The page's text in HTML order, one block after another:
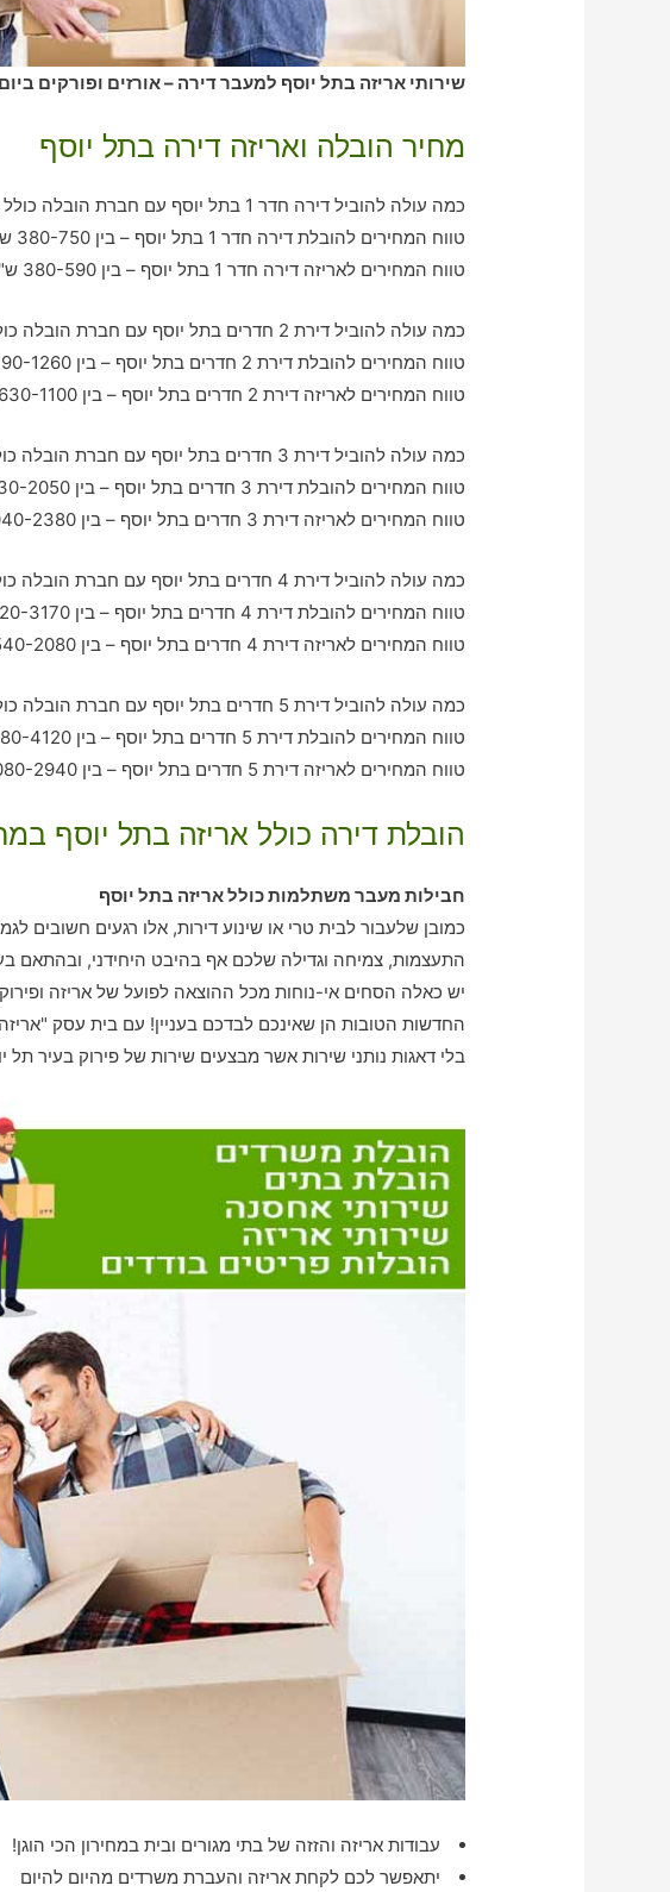
שירותי אריזה בתל יוסף למעבר דירה – אורזים ופורקים
מחיר הובלה ואריזה דירה בתל יוסף
כמה עולה להוביל דירה חדר 1 בתל יוסף עם חברת הובלה כולל אריזה?
טווח המחירים להובלת דירה חדר 1 בתל יוסף – בין 380-750 ש"ח
טווח המחירים לאריזה דירה חדר 1 בתל יוסף – בין 380-590 ש"ח
כמה עולה להוביל דירת 2 חדרים בתל יוסף עם חברת הובלה כולל אריזה?
טווח המחירים להובלת דירת 2 חדרים בתל יוסף – בין 790-1260 ש"ח
טווח המחירים לאריזה דירת 2 חדרים בתל יוסף – בין 630-1100 ש"ח
כמה עולה להוביל דירת 3 חדרים בתל יוסף עם חברת הובלה כולל אריזה?
טווח המחירים להובלת דירת 3 חדרים בתל יוסף – בין 930-2050 ש"ח
טווח המחירים לאריזה דירת 3 חדרים בתל יוסף – בין 1040-2380 ש"ח
כמה עולה להוביל דירת 4 חדרים בתל יוסף עם חברת הובלה כולל אריזה?
טווח המחירים להובלת דירת 4 חדרים בתל יוסף – בין 2020-3170 ש"ח
טווח המחירים לאריזה דירת 4 חדרים בתל יוסף – בין 2540-2080 ש"ח
כמה עולה להוביל דירת 5 חדרים בתל יוסף עם חברת הובלה כולל אריזה?
טווח המחירים להובלת דירת 5 חדרים בתל יוסף – בין 3080-4120 ש"ח
טווח המחירים לאריזה דירת 5 חדרים בתל יוסף – בין 2080-2940 ש"ח
הובלת דירה כולל אריזה בתל יוסף
חבילות מעבר משתלמות כולל אריזה בתל יוסף
כמובן שלעבור לבית טרי או שינוע דירות, אלו רגעים חשובים
התעצמות, צמיחה וגדילה שלכם אף בהיבט היחידני, ובהתאם
יש כאלה הסחים אי-נוחות מכל ההוצאה לפועל של אריזה
החדשות הטובות הן שאינכם לבדכם בעניין! עם בית עסק
בלי דאגות נותני שירות אשר מבצעים שירות של פירוק בעיר תל
עבודות אריזה והזזה של בתי מגורים ובית במחירון הכי הוגן!
יתאפשר לכם לקחת אריזה והעברת משרדים מהיום להיום